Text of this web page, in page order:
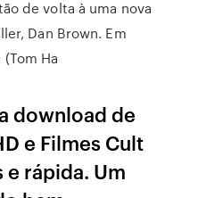
de volta à uma nova
Dan Brown. Em
Ha
download de
e Filmes Cult
rápida. Um